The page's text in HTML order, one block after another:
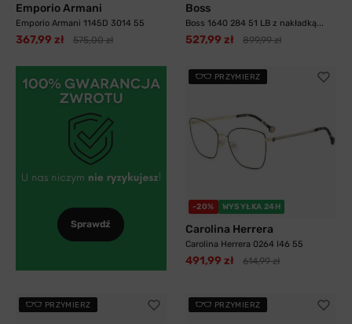
Emporio Armani
Emporio Armani 1145D 3014 55
367,99 zł 575,00 zł
Boss
Boss 1640 284 51 LB z nakładką...
527,99 zł 899,99 zł
Sprawdź
PRZYMIERZ
-20% WYSYŁKA 24H
Carolina Herrera
Carolina Herrera 0264 I46 55
491,99 zł 614,99 zł
PRZYMIERZ PRZYMIERZ